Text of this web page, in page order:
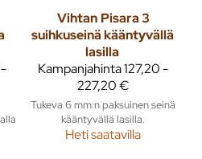
Vihtan Pisara 3
suihkuseinä kääntyvällä
lasilla
Kampanjahinta127,20 -
227,20 €
Tukeva 6 mm:n paksuinen seinä
kääntyvällä lasilla.
Heti saatavilla